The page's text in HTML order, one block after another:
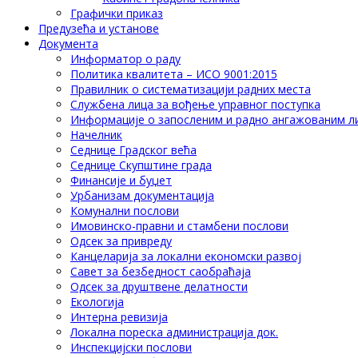
Графички приказ
Предузећа и установе
Документа
Информатор о раду
Политика квалитета – ИСО 9001:2015
Правилник о систематизацији радних места
Службена лица за вођење управног поступка
Информације о запосленим и радно ангажованим
Начелник
Седнице Градског већа
Седнице Скупштине града
Финансије и буџет
Урбанизам документација
Комунални послови
Имовинско-правни и стамбени послови
Одсек за привреду
Канцеларија за локални економски развој
Савет за безбедност саобраћаја
Одсек за друштвене делатности
Eкологија
Интерна ревизија
Локална пореска администрација док.
Инспекцијски послови